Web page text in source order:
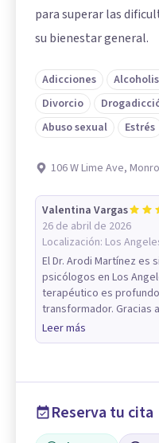
para superar las
su bienestar general.
Adicciones
Divorcio
Abuso sexual
Estrés
106 W Lime Ave,
Valentina Vargas
26 de abril de 2026
Localización: Los
El Dr. Arodi Martínez es
psicólogos en Los
terapéutico es
transformador. Gracias
Leer más
Reserva tu cita